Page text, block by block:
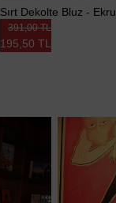
Sırt Dekolte Bluz - Ekru
195,50 TL
391,00 TL